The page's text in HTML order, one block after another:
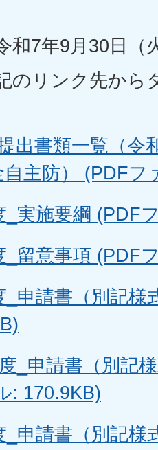
和7年9月30日（
のリンク先から
出書類一覧（令
主防） (PDFフ
_実施要綱 (PDF
_留意事項 (PDF
_申請書（別記様
_申請書（別記
: 170.9KB)
_申請書（別記様